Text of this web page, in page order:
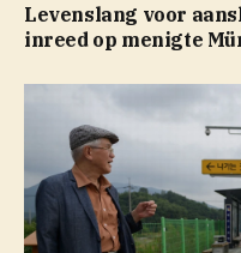
Levenslang voor
inreed op menigte